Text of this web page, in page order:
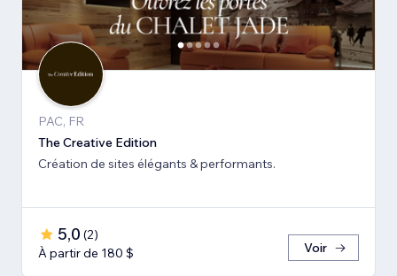
PAC, FR
The Creative Edition
Création de sites élégants & performants.
5,0 (2)
À partir de 180 $
Voir